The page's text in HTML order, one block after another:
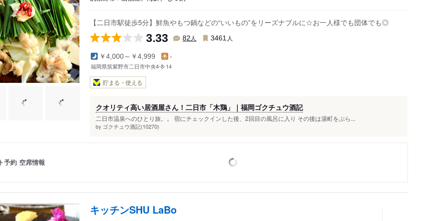
【二日市駅徒歩5分】鮮魚やもつ鍋などの“いいもの”をリーズナブルに☆お一人様でも団体でも◎
3.33 82 人 3461 人
￥4,000～￥4,999
-
福岡県筑紫野市二日市中央4-8-14
貯まる・使える
クオリティ高い居酒屋さん！二日市「木鶏」｜福岡ゴクチュウ酒記
二日市温泉へのひとり旅。。 宿にチェックインした後、2回目の風呂に入り その後は湯町をぶら...
by ゴクチュウ酒記(10270)
予約 空席情報
キッチンSHU LaBo